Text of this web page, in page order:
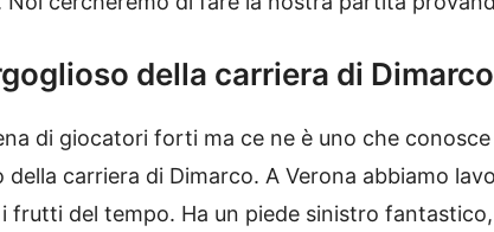
della carriera di Dimarco
di giocatori forti ma ce ne è uno che
carriera di Dimarco. A Verona abbiamo
frutti del tempo. Ha un piede sinistro